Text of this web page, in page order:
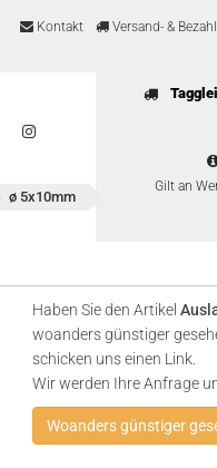
Kontakt Versand- &
Gilt an
ø 5x10mm
Haben Sie den Artikel
woanders günstiger
schicken uns einen Link.
Wir werden Ihre Anfrage
Woanders günstiger